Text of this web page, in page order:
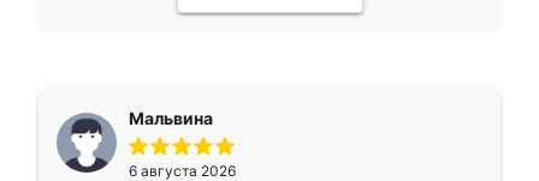
Мальвина
6 августа 2026